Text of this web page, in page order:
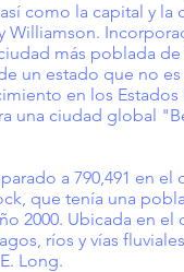
como la capital y
más poblada
un estado que no
en los Estados
una ciudad global
a 790,491 en el
que tenía una
2000. Ubicada en el
ríos y vías
Long.